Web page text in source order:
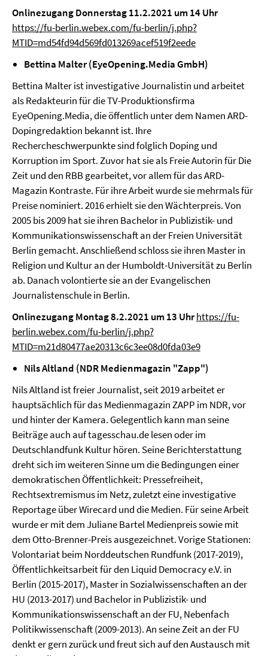
Onlinezugang Donnerstag 11.2.2021 um 14 Uhr
https://fu-berlin.webex.com/fu-berlin/j.php?
MTID=md54fd94d569fd013269acef519f2eede
Bettina Malter (EyeOpening.Media GmbH)
Bettina Malter ist investigative Journalistin und arbeitet
als Redakteurin für die TV-Produktionsfirma
EyeOpening.Media, die öffentlich unter dem Namen ARD-
Dopingredaktion bekannt ist. Ihre
Rechercheschwerpunkte sind folglich Doping und
Korruption im Sport. Zuvor hat sie als Freie Autorin für Die
Zeit und den RBB gearbeitet, vor allem für das ARD-
Magazin Kontraste. Für ihre Arbeit wurde sie mehrmals für
Preise nominiert. 2016 erhielt sie den Wächterpreis. Von
2005 bis 2009 hat sie ihren Bachelor in Publizistik- und
Kommunikationswissenschaft an der Freien Universität
Berlin gemacht. Anschließend schloss sie ihren Master in
Religion und Kultur an der Humboldt-Universität zu Berlin
ab. Danach volontierte sie an der Evangelischen
Journalistenschule in Berlin.
Onlinezugang Montag 8.2.2021 um 13 Uhrhttps://fu-
berlin.webex.com/fu-berlin/j.php?
MTID=m21d80477ae20313c6c3ee08d0fda03e9
Nils Altland (NDR Medienmagazin "Zapp")
Nils Altland ist freier Journalist, seit 2019 arbeitet er
hauptsächlich für das Medienmagazin ZAPP im NDR, vor
und hinter der Kamera. Gelegentlich kann man seine
Beiträge auch auf tagesschau.de lesen oder im
Deutschlandfunk Kultur hören. Seine Berichterstattung
dreht sich im weiteren Sinne um die Bedingungen einer
demokratischen Öffentlichkeit: Pressefreiheit,
Rechtsextremismus im Netz, zuletzt eine investigative
Reportage über Wirecard und die Medien. Für seine Arbeit
wurde er mit dem Juliane Bartel Medienpreis sowie mit
dem Otto-Brenner-Preis ausgezeichnet. Vorige Stationen:
Volontariat beim Norddeutschen Rundfunk (2017-2019),
Öffentlichkeitsarbeit für den Liquid Democracy e.V. in
Berlin (2015-2017), Master in Sozialwissenschaften an der
HU (2013-2017) und Bachelor in Publizistik- und
Kommunikationswissenschaft an der FU, Nebenfach
Politikwissenschaft (2009-2013). An seine Zeit an der FU
denkt er gern zurück und freut sich auf den Austausch mit